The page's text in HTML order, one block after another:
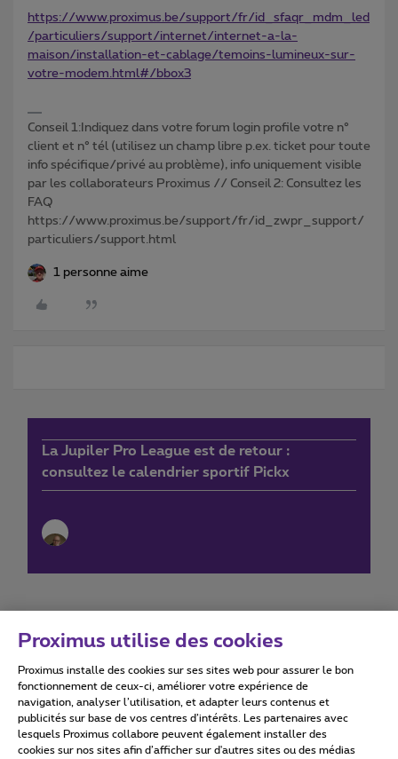
https://www.proximus.be/support/fr/id_sfaqr_mdm_led
/particuliers/support/internet/internet-a-la-
maison/installation-et-cablage/temoins-lumineux-sur-
votre-modem.html#/bbox3
Conseil 1:Indiquez dans votre forum login profile votre n°
client et n° tél (utilisez un champ libre p.ex. ticket pour toute
info spécifique/privé au problème), info uniquement visible
par les collaborateurs Proximus // Conseil 2: Consultez les
FAQ
https://www.proximus.be/support/fr/id_zwpr_support/
particuliers/support.html
1 personne aime
La Jupiler Pro League est de retour :
consultez le calendrier sportif Pickx
Conditions d'utilisation Accessibility statement
Proximus utilise des cookies
Proximus installe des cookies sur ses sites web pour assurer le bon
fonctionnement de ceux-ci, améliorer votre expérience de
navigation, analyser l’utilisation, et adapter leurs contenus et
publicités sur base de vos centres d’intérêts. Les partenaires avec
lesquels Proximus collabore peuvent également installer des
cookies sur nos sites afin d’afficher sur d'autres sites ou des médias